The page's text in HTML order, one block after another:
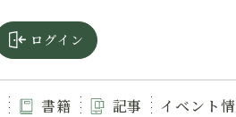
ログイン
書籍 記事 イベント